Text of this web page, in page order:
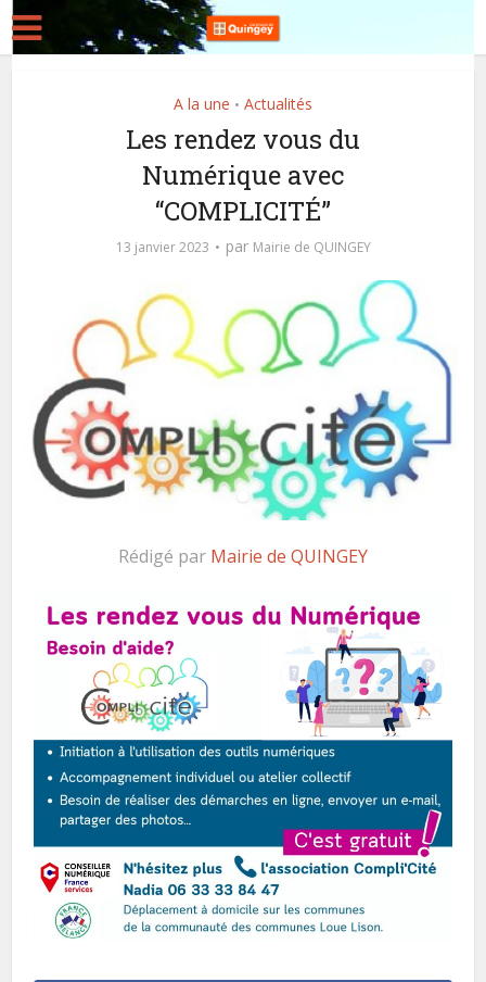
A la une • Actualités
Les rendez vous du
Numérique avec
“COMPLICITÉ”
13 janvier 2023 par Mairie de QUINGEY
Rédigé par Mairie de QUINGEY